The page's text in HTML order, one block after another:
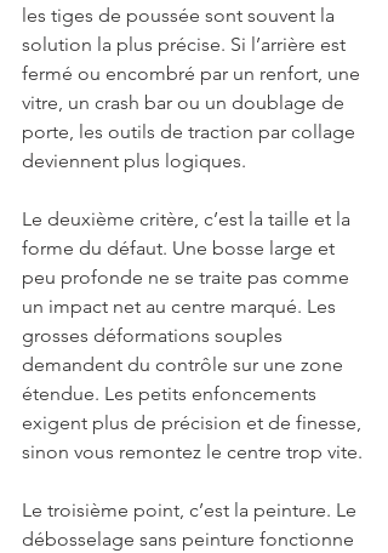
les tiges de poussée sont souvent la
solution la plus précise. Si l’arrière est
fermé ou encombré par un renfort, une
vitre, un crash bar ou un doublage de
porte, les outils de traction par collage
deviennent plus logiques.
Le deuxième critère, c’est la taille et la
forme du défaut. Une bosse large et
peu profonde ne se traite pas comme
un impact net au centre marqué. Les
grosses déformations souples
demandent du contrôle sur une zone
étendue. Les petits enfoncements
exigent plus de précision et de finesse,
sinon vous remontez le centre trop vite.
Le troisième point, c’est la peinture. Le
débosselage sans peinture fonctionne